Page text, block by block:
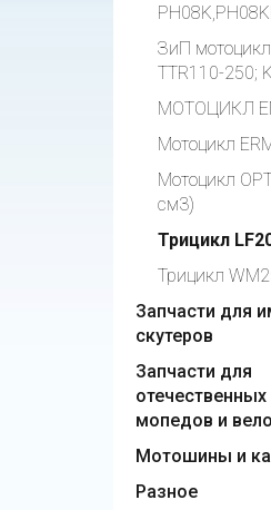
ЗиП
TTR110-250;
МОТОЦИКЛ
Мотоцикл
Мотоцикл
см3)
Трицикл
Трицикл
Запчасти для
скутеров
Запчасти для
мопедов и
Мотошины и
Разное